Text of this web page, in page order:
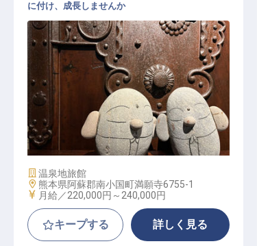
和食新人調理師│賞与年2／個室寮／
毎年12/31～1/3休／月22万～
に付け、成長しませんか
施設業態
温泉地旅館
勤務地
熊本県阿蘇郡南小国町満願寺6755-1
給与
月給／220,000円～ 240,000円
キープする 詳しく見る